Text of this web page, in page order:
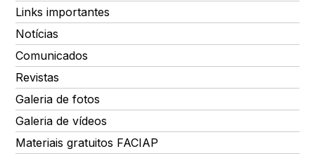
Links importantes
Notícias
Comunicados
Revistas
Galeria de fotos
Galeria de vídeos
Materiais gratuitos FACIAP